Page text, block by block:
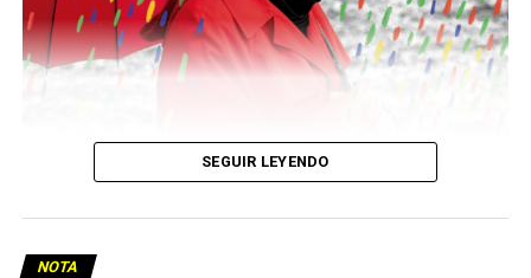
SEGUIR LEYENDO
NOTA